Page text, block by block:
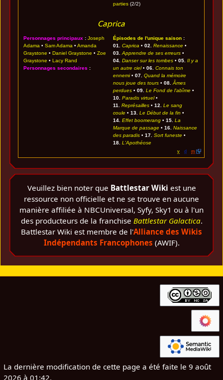
parties (2/2)
Caprica
Personnages principaux : Joseph
Adama •Sam Adama •Amanda
Graystone •Daniel Graystone •Zoe
Graystone •Lacy Rand
Personnages secondaires :
Épisodes de l'unique saison :
01.
Caprica •02. Renaissance •
03. Apprendre de ses erreurs •
04. Danser sur les tombes •05. Il y a
un autre ciel•06. Connais ton
ennemi•07. Quand la mémoire
nous joue des tours •08. Âmes
perdues •09. Le Fond de l'abîme •
10. Paradis virtuel•
11.
Représailles •12.
Le sang
coule •13. Le Début de la fin •
14. Effet boomerang •15. La
Marque de passage •16. Naissance
des paradis •17. Sort funeste •
18. L'Apothéose
v ·d ·m
Veuillez bien noter que Battlestar Wiki est une
ressource non officielle et ne se trouve en aucune
manière affiliée à NBCUniversal, Syfy, Sky1 ou à l'un
des producteurs de la franchise Battlestar Galactica.
Battlestar Wiki est membre de l'Alliance des Wikis
Indépendants Francophones (AWIF).
La dernière modification de cette page a été faite le 9 août
2026 à 01:42.